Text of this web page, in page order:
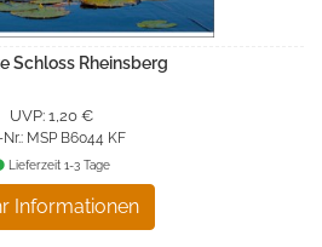
Schloss Rheinsberg
UVP: 1,20 €
MSP B6044 KF
Informationen
Lieferzeit 1-3 Tage